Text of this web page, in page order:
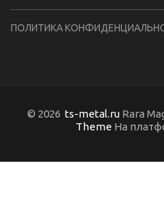
ПОЛИТИКА
© 2026 ts-metal.ruRara
Theme На